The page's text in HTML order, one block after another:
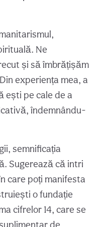
Ne
și să îmbrățișăm
experiența mea, a
ești pe cale de a
îndemnându-
semnificația
Sugerează că intri
care poți manifesta
o fundație
cifrelor 14, care se
de